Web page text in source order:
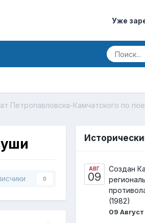
Уже
Петропавловска-Камчатского по
0
АВГ
09
Создан
(1982)
09